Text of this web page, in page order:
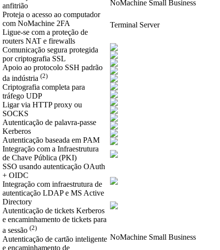
anfitrião
Proteja o acesso ao computador
com NoMachine 2FA
Ligue-se com a proteção de
routers NAT e firewalls
Comunicação segura protegida
por criptografia SSL
Apoio ao protocolo SSH padrão
da indústria (2)
Criptografia completa para
tráfego UDP
Ligar via HTTP proxy ou
SOCKS
Autenticação de palavra-passe
Kerberos
Autenticação baseada em PAM
Integração com a Infraestrutura
de Chave Pública (PKI)
SSO usando autenticação OAuth
+ OIDC
Integração com infraestrutura de
autenticação LDAP e MS Active
Directory
Autenticação de tickets Kerberos
e encaminhamento de tickets para
a sessão (2)
Autenticação de cartão inteligente
e encaminhamento de
NoMachine Small Business
Terminal Server
NoMachine Small Business